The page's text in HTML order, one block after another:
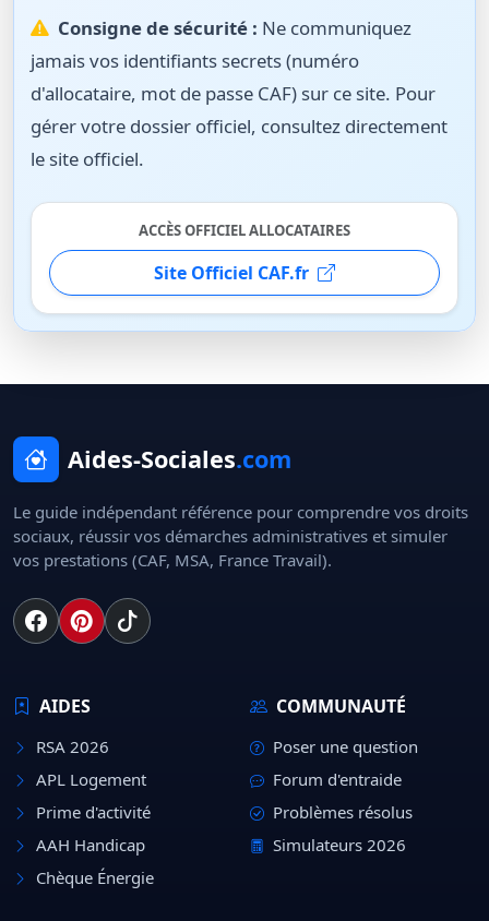
Consigne de sécurité : Ne communiquez
jamais vos identifiants secrets (numéro
d'allocataire, mot de passe CAF) sur ce site. Pour
gérer votre dossier officiel, consultez directement
le site officiel.
ACCÈS OFFICIEL ALLOCATAIRES
Site Officiel CAF.fr
Aides-Sociales.com
Le guide indépendant référence pour comprendre vos droits
sociaux, réussir vos démarches administratives et simuler
vos prestations (CAF, MSA, France Travail).
AIDES
RSA 2026
APL Logement
Prime d'activité
AAH Handicap
Chèque Énergie
COMMUNAUTÉ
Poser une question
Forum d'entraide
Problèmes résolus
Simulateurs 2026